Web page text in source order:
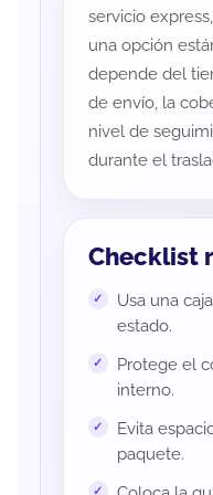
servicio
una opción
depende del
de envío, la
nivel de
durante el
Checklist
Usa una
estado.
Protege el
interno.
Evita
paquete.